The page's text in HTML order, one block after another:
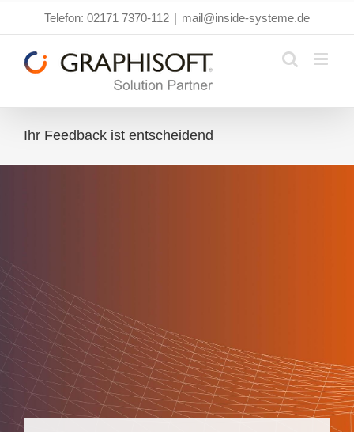
springen
Telefon: 02171 7370-112 | mail@inside-systeme.de
Ihr Feedback ist entscheidend